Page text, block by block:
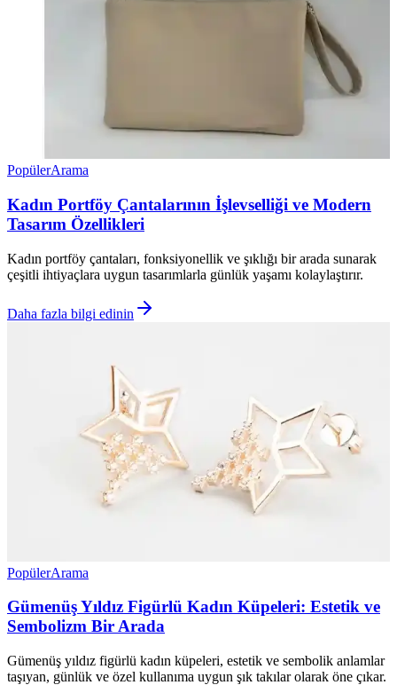
PopülerArama
Kadın Portföy Çantalarının İşlevselliği ve Modern
Tasarım Özellikleri
Kadın portföy çantaları, fonksiyonellik ve şıklığı bir arada sunarak
çeşitli ihtiyaçlara uygun tasarımlarla günlük yaşamı kolaylaştırır.
Daha fazla bilgi edinin
PopülerArama
Gümenüş Yıldız Figürlü Kadın Küpeleri: Estetik ve
Sembolizm Bir Arada
Gümenüş yıldız figürlü kadın küpeleri, estetik ve sembolik anlamlar
taşıyan, günlük ve özel kullanıma uygun şık takılar olarak öne çıkar.